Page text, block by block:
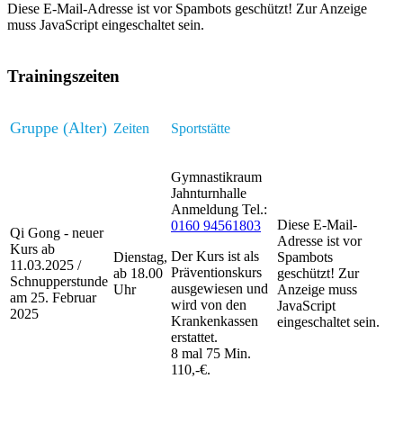
Diese E-Mail-Adresse ist vor Spambots geschützt! Zur Anzeige
muss JavaScript eingeschaltet sein.
Trainingszeiten
Gruppe (Alter) Zeiten Sportstätte
Qi Gong - neuer
Kurs ab
11.03.2025 /
Schnupperstunde
am 25. Februar
2025
Dienstag,
ab 18.00
Uhr
Gymnastikraum
Jahnturnhalle
Anmeldung Tel.:
0160 94561803
Der Kurs ist als
Präventionskurs
ausgewiesen und
wird von den
Krankenkassen
erstattet.
8 mal 75 Min.
110,-€.
Diese E-Mail-
Adresse ist vor
Spambots
geschützt! Zur
Anzeige muss
JavaScript
eingeschaltet sein.